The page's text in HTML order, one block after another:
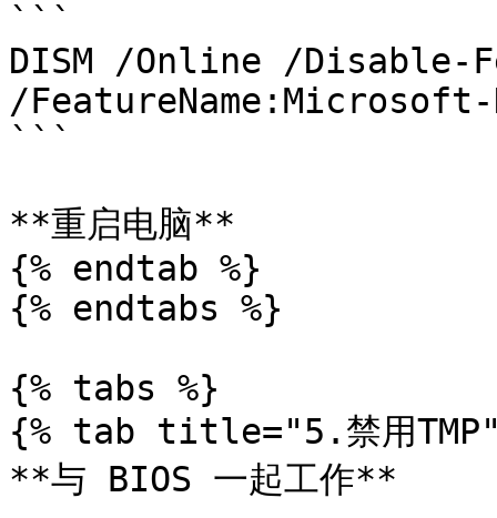
```
DISM /Online /
/FeatureName:Microsoft-
```
**重启电脑**
{% endtab %}
{% endtabs %}
{% tabs %}
{% tab title="5.禁用
**与 BIOS 一起工作**